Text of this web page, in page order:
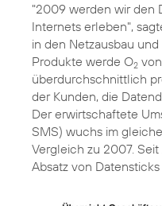
"2009 werden wir den
Internets erleben",
in den Netzausbau
Produkte werde O2
überdurchschnittlich
der Kunden, die
Der erwirtschaftete
SMS) wuchs im
Vergleich zu 2007.
Absatz von